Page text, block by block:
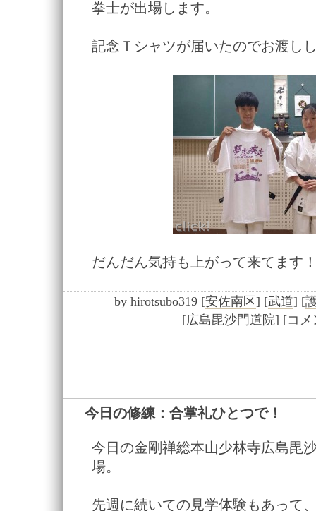
拳士が出場します。
記念Ｔシャツが届いたのでお渡し
だんだん気持も上がって来てます
by hirotsubo319 [安佐南区] [武道] [
[広島毘沙門道院] [コメ
今日の修練：合掌礼ひとつで！
今日の金剛禅総本山少林寺広島毘
場。
先週に続いての見学体験もあって